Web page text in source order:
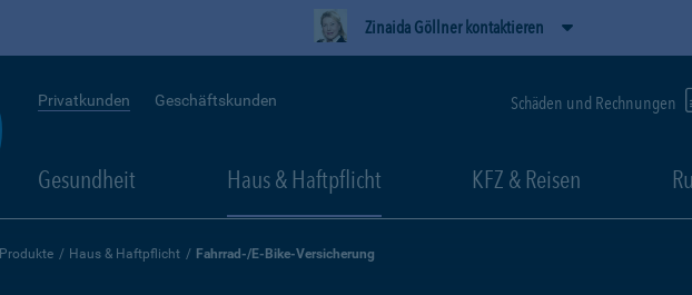
Zinaida Göllner kontaktieren
Privatkunden Geschäftskunden Schäden und Rechnungen
Gesundheit Haus & Haftpflicht KFZ & Reisen
Produkte Haus & Haftpflicht Fahrrad-/E-Bike-Versicherung